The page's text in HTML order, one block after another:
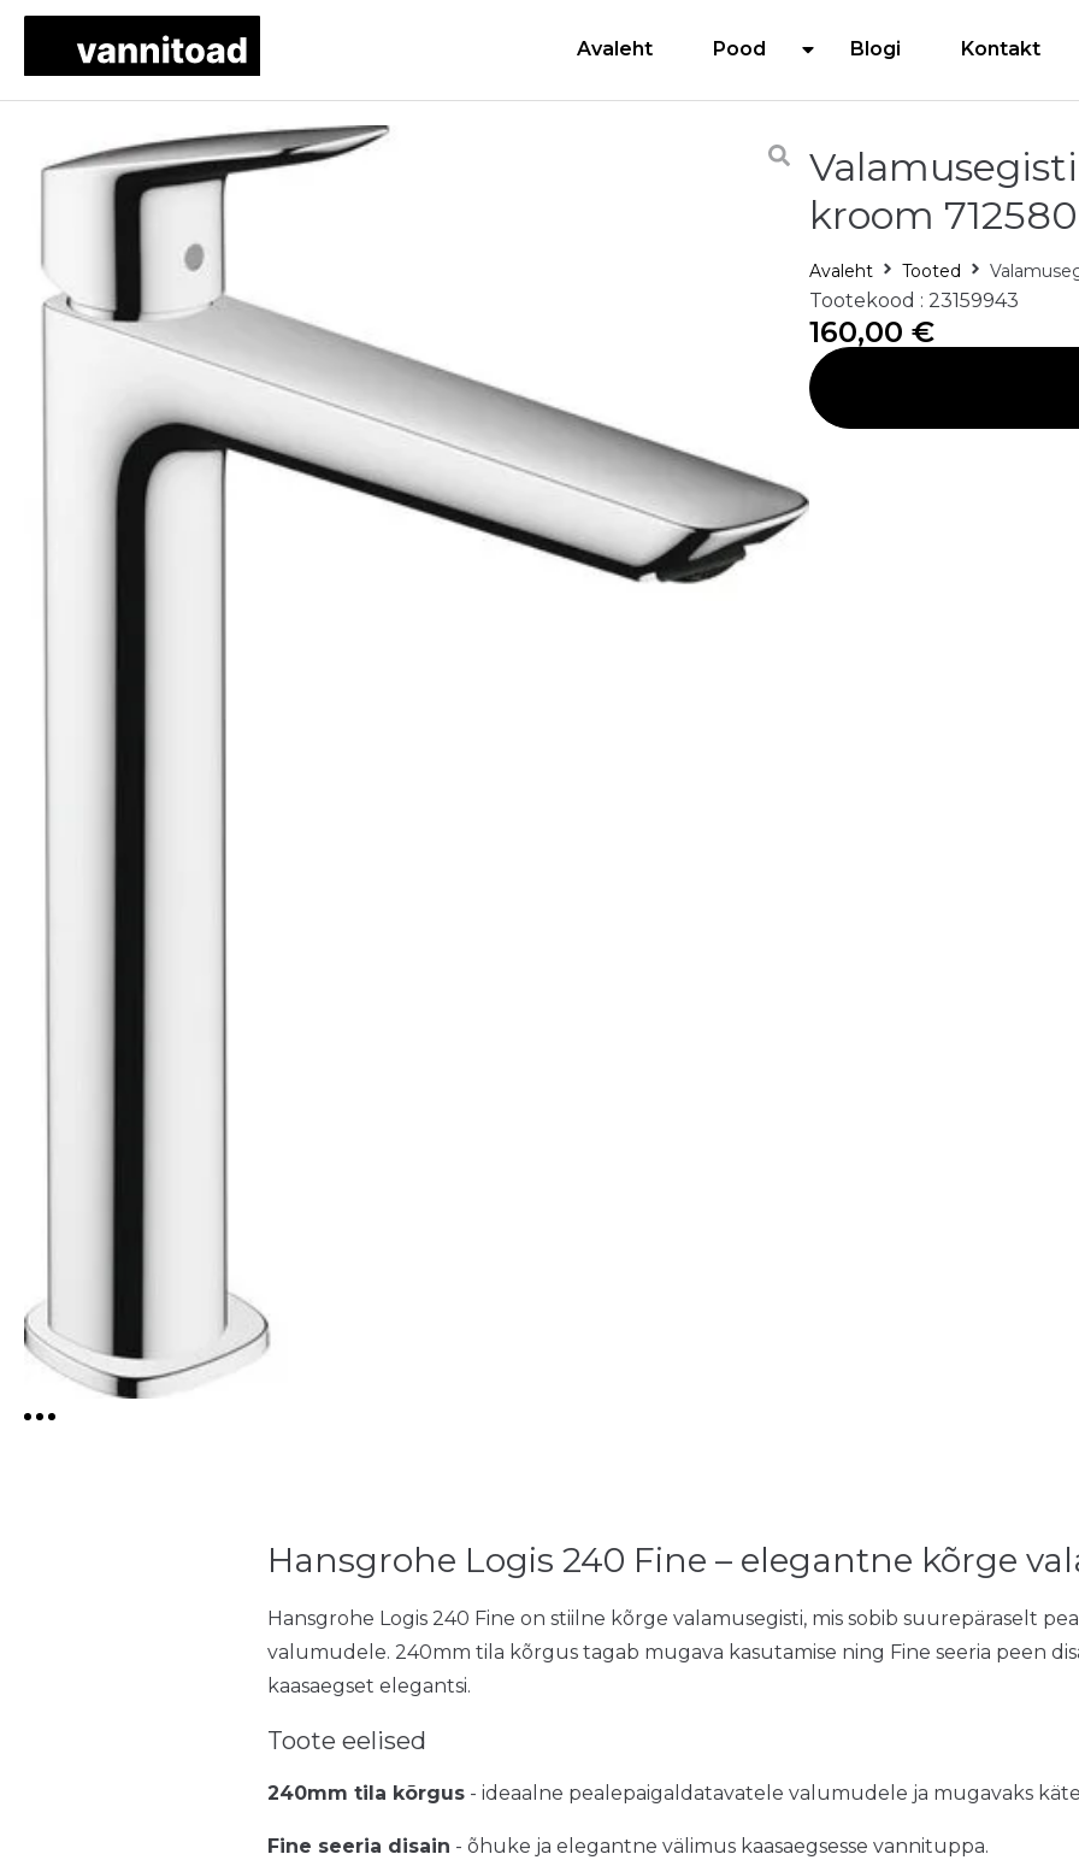
Avaleht Pood Blogi Kontakt
kroom
Avaleht Tooted
Tootekood : 23159943
160,00 €
Hansgrohe Logis 240 Fine – elegantne kõrge
Hansgrohe Logis 240 Fine on stiilne kõrge valamusegisti, mis sobib suurepäraselt
valumudele. 240mm tila kõrgus tagab mugava kasutamise ning Fine seeria peen
kaasaegset elegantsi.
Toote eelised
240mm tila kõrgus - ideaalne pealepaigaldatavatele valumudele ja mugavaks
Fine seeria disain - õhuke ja elegantne välimus kaasaegsesse vannituppa.